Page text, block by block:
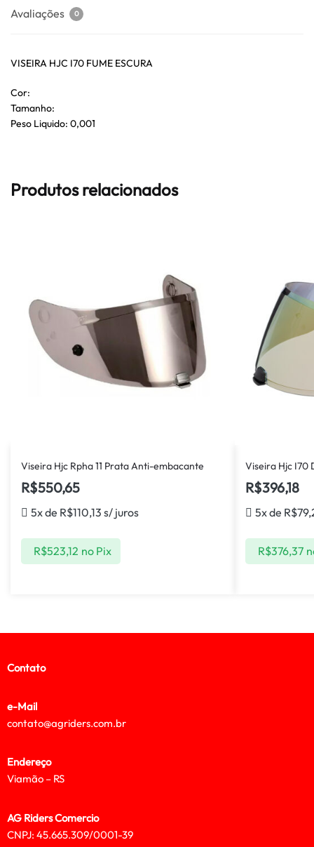
Avaliações 0
VISEIRA HJC I70 FUME ESCURA
Cor:
Tamanho:
Peso Liquido: 0,001
Produtos relacionados
Viseira Hjc Rpha 11 Prata Anti-embacante
R$550,65
5x de R$110,13 s/ juros
R$523,12 no Pix
Viseira Hjc I70
R$396,18
5x de R$
R$376,37
Contato
e-Mail
contato@agriders.com.br
Endereço
Viamão – RS
AG Riders Comercio
CNPJ: 45.665.309/0001-39